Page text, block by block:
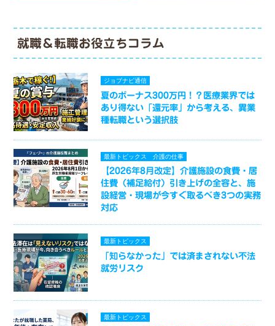
就職＆転職お役立ちコラム
ジョブナビ通信
夏のボーナス300万円！？医療業界では
あり得ない「還元率」から考える、異業
種転職という選択肢
最新トピックス 介護の仕事
【2026年8月改定】介護施設の食費・居
住費（補足給付）引き上げの全容と、施
設経営・現場が今すぐ取るべき3つの実務
対応
最新トピックス
「知らなかった」では済まされない不法
就労リスク
最新トピックス